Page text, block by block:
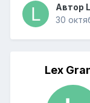
Автор
30
Lex